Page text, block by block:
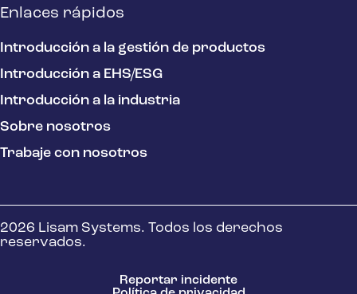
Enlaces rápidos
Introducción a la gestión de productos
Introducción a EHS/ESG
Introducción a la industria
Sobre nosotros
Trabaje con nosotros
2026 Lisam Systems. Todos los derechos
reservados.
Reportar incidente